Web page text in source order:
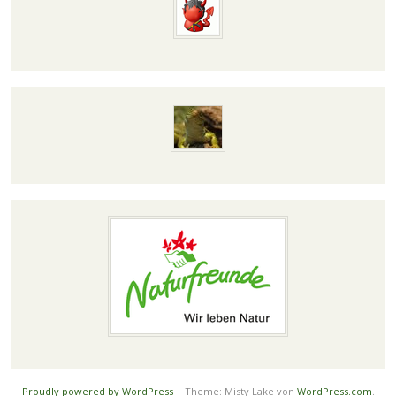
Proudly powered by WordPress | Theme: Misty Lake von WordPress.com.